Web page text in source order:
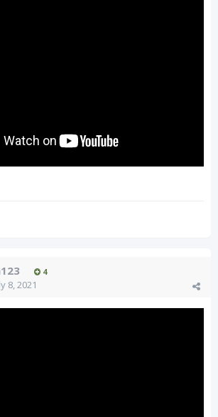
4
8, 2021